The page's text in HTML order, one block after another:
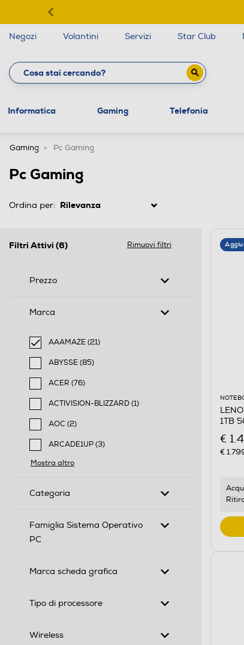
Negozi Volantini Servizi Star Club
Informatica Gaming Telefonia
Gaming Pc Gaming
Pc Gaming
Ordina per:
Filtri Attivi (6) Rimuovi filtri
Prezzo
Marca
AAAMAZE (21)
selected Filtro applicato per Marca: AAAMAZE
ABYSSE (85)
Filtra per Marca: ABYSSE
ACER (76)
Filtra per Marca: ACER
ACTIVISION-BLIZZARD (1)
Filtra per Marca: ACTIVISION-BLIZZARD
AOC (2)
Filtra per Marca: AOC
ARCADE1UP (3)
Filtra per Marca: ARCADE1UP
Mostra altro
Categoria
Famiglia Sistema Operativo
PC
Marca scheda grafica
Tipo di processore
Wireless
1TB
€
€